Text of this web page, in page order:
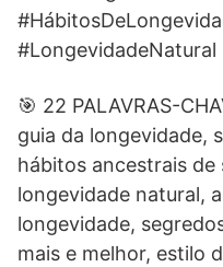
#LongevidadeNatural
🎯 22 PALAVRAS-
guia da longevidade,
hábitos ancestrais de
longevidade natural,
longevidade,
mais e melhor, estilo